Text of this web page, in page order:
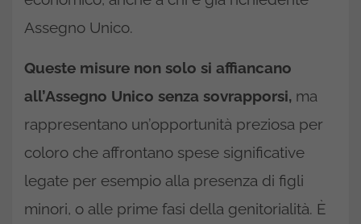
Assegno Unico.
Queste misure non solo si affiancano
all’Assegno Unico senza sovrapporsi, ma
rappresentano un’opportunità preziosa per
coloro che affrontano spese significative
legate per esempio alla presenza di figli
minori, o alle prime fasi della genitorialità. È